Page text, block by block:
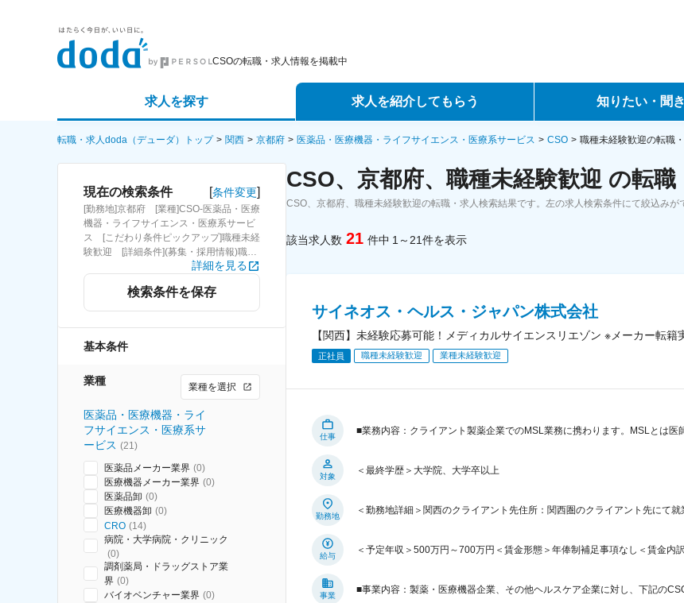
CSOの転職・求人情報を掲載中
求人を探す
詳細条件から探す
求人特集から探す
求人を紹介してもらう
エージェントサービス
スカウトサービス
知りたい・聞
転職ノウハウ
データで見る転職
転職・求人doda（デューダ）トップ 関西 京都府 医薬品・医療機器・ライフサイエンス・医療系サービス CSO 職種未経験歓迎の転職
現在の検索条件 [条件変更]
[勤務地]京都府 [業種]CSO-医薬品・医療
機器・ライフサイエンス・医療系サービ
ス [こだわり条件ピックアップ]職種未経
験歓迎 [詳細条件](募集・採用情報)職種
詳細を見る
検索条件を保存
基本条件
業種 業種を選択
医薬品・医療機器・ライ
フサイエンス・医療系サ
ービス (21)
医薬品メーカー業界 (0)
医療機器メーカー業界 (0)
医薬品卸 (0)
医療機器卸 (0)
CRO (14)
病院・大学病院・クリニック
(0)
調剤薬局・ドラッグストア業
界 (0)
バイオベンチャー業界 (0)
CSO、京都府、職種未経験歓迎 の転職
CSO、京都府、職種未経験歓迎の転職・求人検索結果です。左の求人検索条件にて絞込みが
該当求人数 21 件中 1～21件を表示
サイネオス・ヘルス・ジャパン株式会社
【関西】未経験応募可能！メディカルサイエンスリエゾン ※メーカー転籍
正社員 職種未経験歓迎 業種未経験歓迎
仕事
■業務内容：クライアント製薬企業でのMSL業務に携わります。MSLとは
対象
＜最終学歴＞大学院、大学卒以上
勤務地
＜勤務地詳細＞関西のクライアント先住所：関西圏のクライアント先にて
給与
＜予定年収＞500万円～700万円＜賃金形態＞年俸制補足事項なし＜賃金内
事業
■事業内容：製薬・医療機器企業、その他ヘルスケア企業に対し、下記の